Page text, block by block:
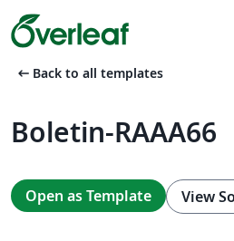
arrow_left_alt Back to all templates
Boletin-RAAA66
Open as Template View